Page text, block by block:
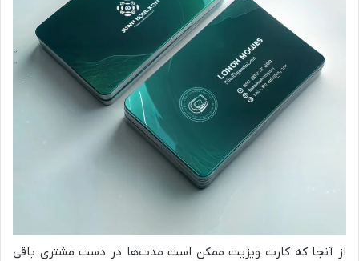
از آنجا که کارت ویزیت ممکن است مدت‌ها در دست مشتری باقی